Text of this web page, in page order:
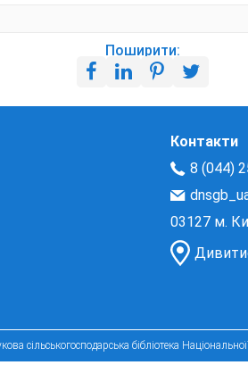
Поширити:
Контакти
8 (044)
03127 м.
сільськогосподарська бібліотека